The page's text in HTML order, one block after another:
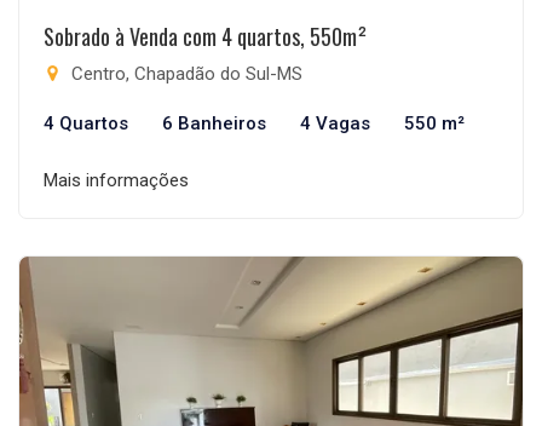
Sobrado à Venda com 4 quartos, 550m²
Centro, Chapadão do Sul-MS
4 Quartos 6 Banheiros 4 Vagas 550 m²
Mais informações